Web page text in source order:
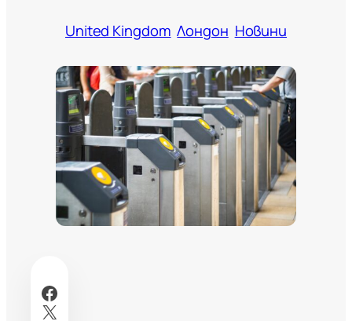
United Kingdom Лондон Новини
Facebook
X